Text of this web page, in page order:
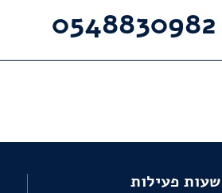
0548830982
שעות פעילות